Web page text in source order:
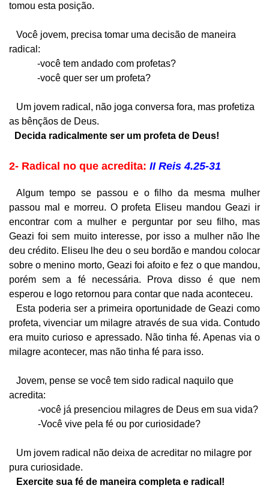
tomou esta posição.
Você jovem, precisa tomar uma decisão de maneira
radical:
-você tem andado com profetas?
-você quer ser um profeta?
Um jovem radical, não joga conversa fora, mas profetiza
as bênçãos de Deus.
Decida radicalmente ser um profeta de Deus!
2- Radical no que acredita: II Reis 4.25-31
Algum tempo se passou e o filho da mesma mulher
passou mal e morreu. O profeta Eliseu mandou Geazi ir
encontrar com a mulher e perguntar por seu filho, mas
Geazi foi sem muito interesse, por isso a mulher não lhe
deu crédito. Eliseu lhe deu o seu bordão e mandou colocar
sobre o menino morto, Geazi foi afoito e fez o que mandou,
porém sem a fé necessária. Prova disso é que nem
esperou e logo retornou para contar que nada aconteceu.
Esta poderia ser a primeira oportunidade de Geazi como
profeta, vivenciar um milagre através de sua vida. Contudo
era muito curioso e apressado. Não tinha fé. Apenas via o
milagre acontecer, mas não tinha fé para isso.
Jovem, pense se você tem sido radical naquilo que
acredita:
-você já presenciou milagres de Deus em sua vida?
-Você vive pela fé ou por curiosidade?
Um jovem radical não deixa de acreditar no milagre por
pura curiosidade.
Exercite sua fé de maneira completa e radical!